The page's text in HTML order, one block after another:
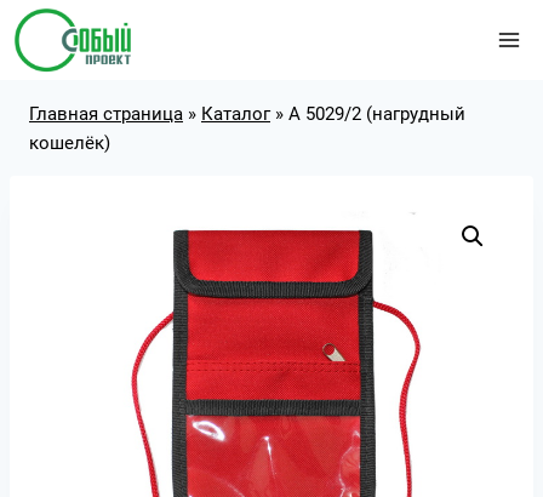
Перейти
содержимому
Главная страница » Каталог» А 5029/2 (нагрудный
кошелёк)